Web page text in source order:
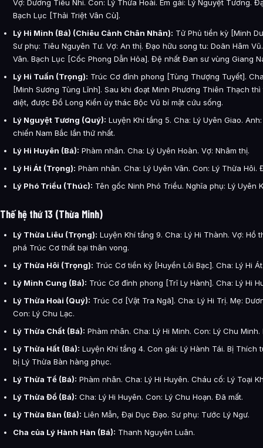
Vợ: Dương Tiêu Nhi. Con: Lý Thừa Hoài. Em gái: Lý Nguyệt Tương.
Bạch Lục [Thải Triệt Vân Cù].
Lý Hi Minh (Bá) (Chiêu Cảnh Chân Nhân): Tử Phủ tiền kỳ [Minh
Sư phụ: Tiêu Nguyên Tư. Vợ: An thị. Đạo hữu song tu: Doãn Hâm
Vân. Bạch Lục [Cốc Phong Dẫn Hỏa]. Đệ nhất Đan sư vùng Giang
Lý Hi Tuấn (Trọng): Trúc Cơ đỉnh phong [Tùng Thượng Tuyết].
[Minh Sương Tùng Lĩnh]. Sau khi đoạt Minh Phương Thiên Thạch
diệt, được Đồ Long Kiển ủy thác Bộc Vũ bí mật cứu sống.
Lý Nguyệt Tương (Quý): Luyện Khí tầng 5. Cha: Lý Uyên Giao.
chiến Nam Bắc lần thứ nhất.
Lý Hi Huyên (Bá): Phàm nhân. Cha: Lý Uyên Hoàn. Vợ: Nhâm thị.
Lý Hi Át (Trọng): Phàm nhân. Cha: Lý Uyên Vân. Con: Lý Thừa Hôi.
Lý Phó Triều (Thúc): Tên gốc Ninh Phó Triều. Nghĩa phụ: Lý Uyên
Thế hệ thứ 13 (Thừa Minh)
Lý Thừa Liêu (Trọng): Luyện Khí tầng 9. Cha: Lý Hi Thành. Vợ: Hồ
phá Trúc Cơ thất bại thân vong.
Lý Thừa Hôi (Trọng): Trúc Cơ tiền kỳ [Huyền Lôi Bạc]. Cha: Lý Hi
Lý Minh Cung (Bá): Trúc Cơ đỉnh phong [Trĩ Ly Hành]. Cha: Lý Hi
Lý Thừa Hoài (Quý): Trúc Cơ [Vật Tra Ngã]. Cha: Lý Hi Trị. Mẹ:
Con: Lý Chu Lạc.
Lý Thừa Chất (Bá): Phàm nhân. Cha: Lý Hi Minh. Con: Lý Chu
Lý Thừa Hất (Bá): Luyện Khí tầng 4. Con gái: Lý Hành Tái. Bị
bị Lý Thừa Bàn hàng phục.
Lý Thừa Tể (Bá): Phàm nhân. Cha: Lý Hi Huyên. Cháu cố: Lý Toại
Lý Thừa Đổ (Bá): Cha: Lý Hi Huyên. Con: Lý Chu Hoạn. Đã mất.
Lý Thừa Bàn (Bá): Liên Mẫn, Đại Dục Đạo. Sư phụ: Tước Lý Ngư.
Cha của Lý Hành Hàn (Bá): Thanh Nguyên Luân.